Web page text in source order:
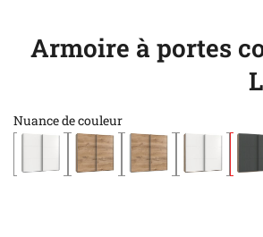
Armoire à portes
Nuance de couleur